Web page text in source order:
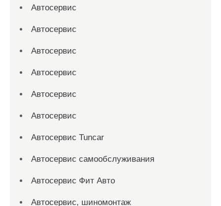
Автосервис
Автосервис
Автосервис
Автосервис
Автосервис
Автосервис
Автосервис Tuncar
Автосервис самообслуживания
Автосервис Фит Авто
Автосервис, шиномонтаж